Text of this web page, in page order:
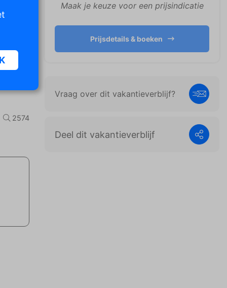
2574
Maak je keuze voor een prijsindicatie
Prijsdetails & boeken
Vraag over dit vakantieverblijf?
Deel dit vakantieverblijf
van